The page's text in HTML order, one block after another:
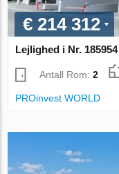
€ 214 312
Lejlighed i Nr. 185954
Antall Rom:2
PROinvest WORLD